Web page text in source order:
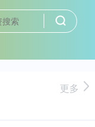
更多